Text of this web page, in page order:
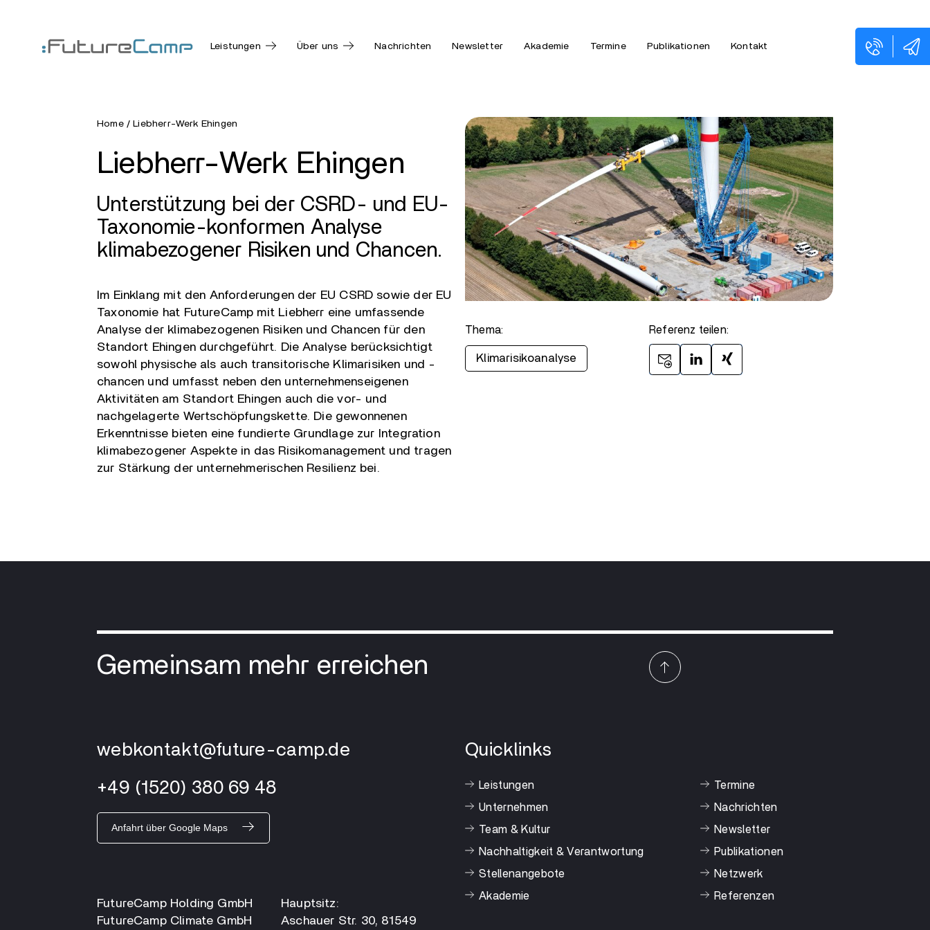
Leistungen Über uns Nachrichten Newsletter Akademie Termine Publikationen Kontakt
Home/ Liebherr-Werk Ehingen
Liebherr-Werk Ehingen
Unterstützung bei der CSRD- und EU-
Taxonomie-konformen Analyse
klimabezogener Risiken und Chancen.
Im Einklang mit den Anforderungen der EU CSRD sowie der EU
Taxonomie hat FutureCamp mit Liebherr eine umfassende
Analyse der klimabezogenen Risiken und Chancen für den
Standort Ehingen durchgeführt. Die Analyse berücksichtigt
sowohl physische als auch transitorische Klimarisiken und -
chancen und umfasst neben den unternehmenseigenen
Aktivitäten am Standort Ehingen auch die vor- und
nachgelagerte Wertschöpfungskette. Die gewonnenen
Erkenntnisse bieten eine fundierte Grundlage zur Integration
klimabezogener Aspekte in das Risikomanagement und tragen
zur Stärkung der unternehmerischen Resilienz bei.
Thema:
Klimarisikoanalyse
Referenz teilen:
Gemeinsam mehr erreichen
webkontakt@future-camp.de
+49 (1520) 380 69 48
Anfahrt über Google Maps
FutureCamp Holding GmbH
FutureCamp Climate GmbH
Hauptsitz:
Aschauer Str. 30, 81549
Quicklinks
Leistungen
Unternehmen
Team & Kultur
Nachhaltigkeit & Verantwortung
Stellenangebote
Akademie
Termine
Nachrichten
Newsletter
Publikationen
Netzwerk
Referenzen